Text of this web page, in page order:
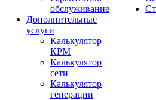
обслуживание
Дополнительные
услуги
Калькулятор
КРМ
Калькулятор
сети
Калькулятор
генерации